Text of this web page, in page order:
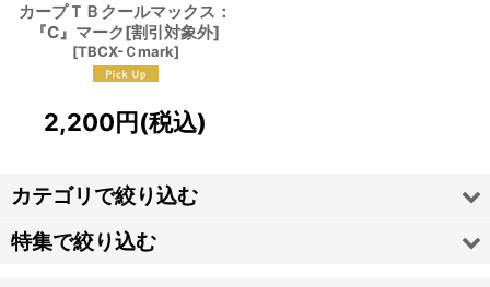
カープＴＢクールマックス：
『C』マーク[割引対象外]
[TBCX-Ｃmark]
2,200円 (税込)
カテゴリで絞り込む
2025~26 -新発売-
特集で絞り込む